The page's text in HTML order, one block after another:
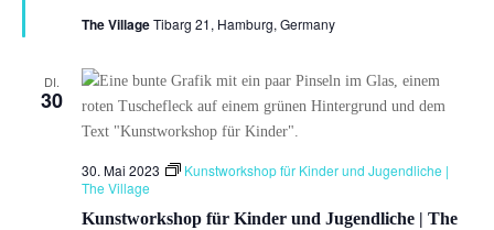
The VillageTibarg 21, Hamburg, Germany
DI.
30
Kunstworkshop für Kinder und Jugendliche | The
30. Mai 2023
Kunstworkshop für Kinder und Jugendliche |
The Village